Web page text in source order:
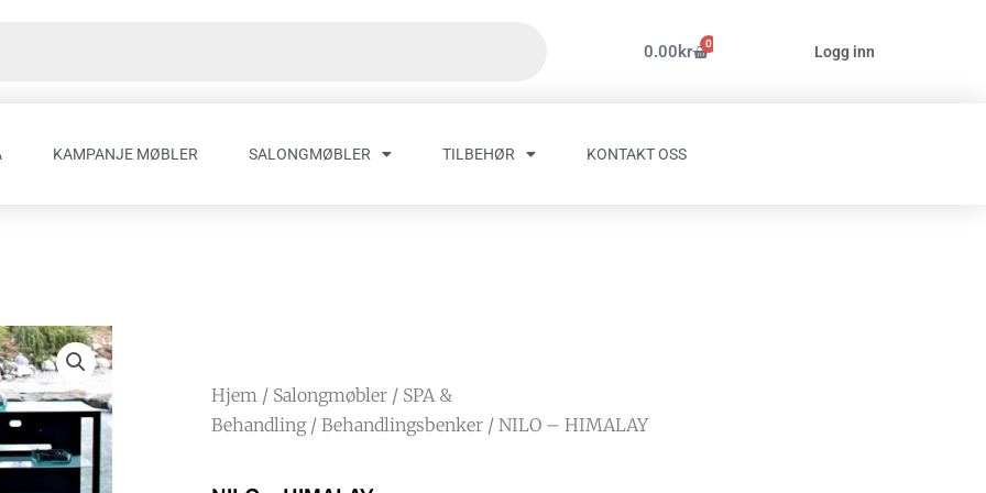
0.00kr 0
Handlekurv Logg inn
KAMPANJE MØBLER SALONGMØBLER TILBEHØR KONTAKT OSS
Hjem / Salongmøbler / SPA &
Behandling/ Behandlingsbenker / NILO – HIMALAY